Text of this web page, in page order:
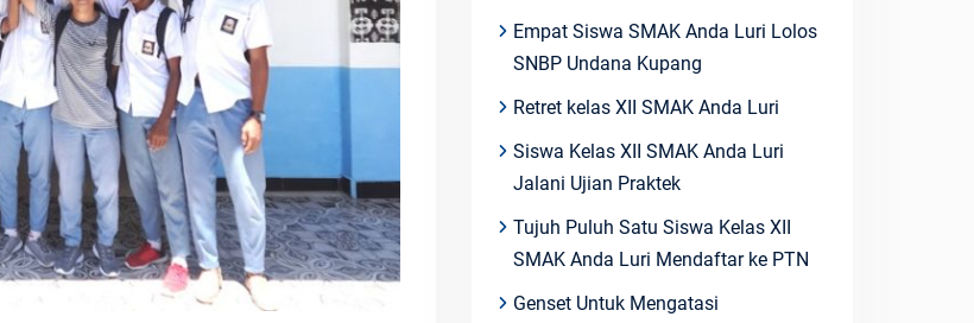
Empat Siswa SMAK Anda Luri Lolos
SNBP Undana Kupang
Retret kelas XII SMAK Anda Luri
Siswa Kelas XII SMAK Anda Luri
Jalani Ujian Praktek
Tujuh Puluh Satu Siswa Kelas XII
SMAK Anda Luri Mendaftar ke PTN
Genset Untuk Mengatasi